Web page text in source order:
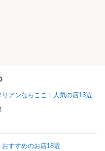
アンならここ！人気の店13選
すすめのお店18選